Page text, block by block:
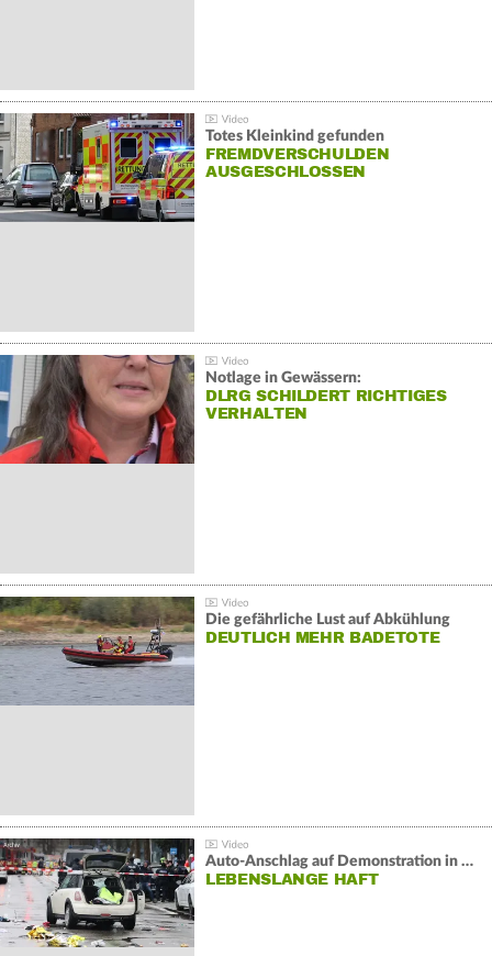
Totes Kleinkind gefunden
FREMDVERSCHULDEN
AUSGESCHLOSSEN
Notlage in Gewässern:
DLRG SCHILDERT RICHTIGES
VERHALTEN
Die gefährliche Lust auf Abkühlung
DEUTLICH MEHR BADETOTE
Auto-Anschlag auf Demonstration in München:
LEBENSLANGE HAFT